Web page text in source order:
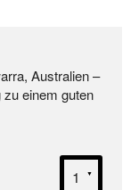
Australien –
zu einem guten